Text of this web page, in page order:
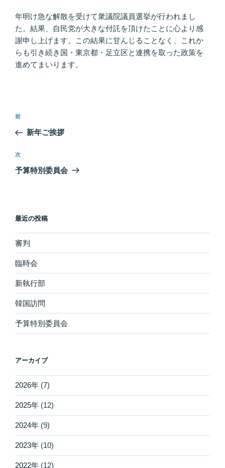
年明け急な解散を受けて衆議院議員選挙が行われまし
た。結果、自民党が大きな付託を頂けたことに心より感
謝申し上げます。この結果に甘んじることなく、これか
らも引き続き国・東京都・足立区と連携を取った政策を
進めてまいります。
投
ビ
ゲ
ン
過
去
投
稿
前
新年ご挨拶
次
の
次
予算特別委員会
最近の投稿
審判
臨時会
新執行部
韓国訪問
予算特別委員会
アーカイブ
2026年 (7)
2025年 (12)
2024年 (9)
2023年 (10)
2022年 (12)